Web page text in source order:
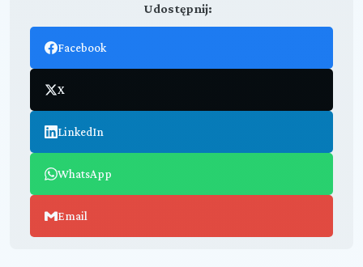
Udostępnij:
Facebook
X
LinkedIn
WhatsApp
Email